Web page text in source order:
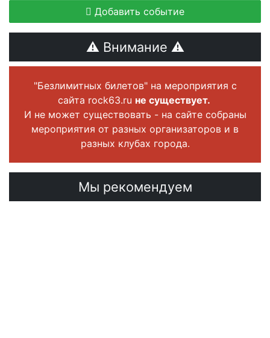
Добавить событие
⚠ Внимание ⚠
"Безлимитных билетов" на мероприятия с
сайта rock63.ru не существует.
И не может существовать - на сайте собраны
мероприятия от разных организаторов и в
разных клубах города.
Мы рекомендуем